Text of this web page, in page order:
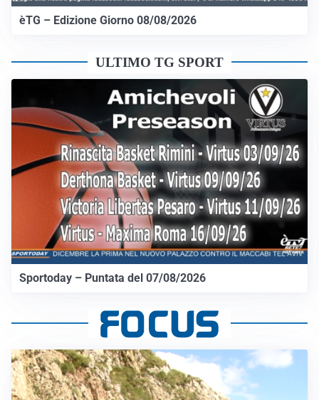
èTG – Edizione Giorno 08/08/2026
ULTIMO TG SPORT
Sportoday – Puntata del 07/08/2026